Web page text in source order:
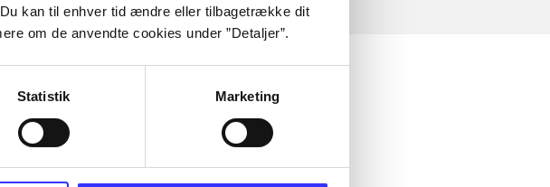
kan til enhver tid ændre eller tilbagetrække dit
om de anvendte cookies under ”Detaljer”.
Statistik Marketing